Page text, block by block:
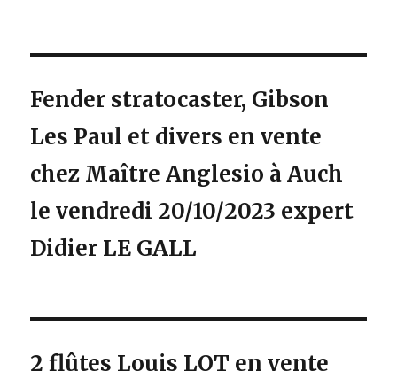
Fender stratocaster, Gibson
Les Paul et divers en vente
chez Maître Anglesio à Auch
le vendredi 20/10/2023 expert
Didier LE GALL
2 flûtes Louis LOT en vente